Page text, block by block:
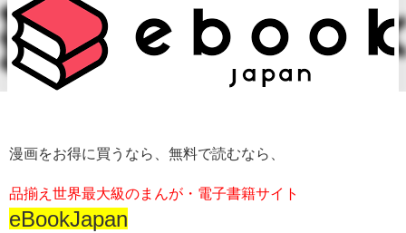
漫画をお得に買うなら、無料で読むなら、
品揃え世界最大級のまんが・電子書籍サイト
eBookJapan